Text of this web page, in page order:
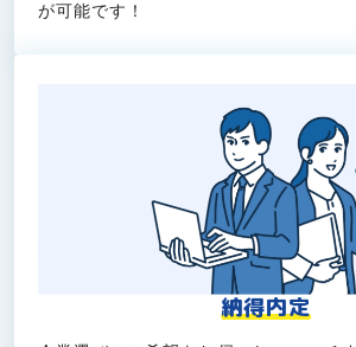
が可能です！
納得内定